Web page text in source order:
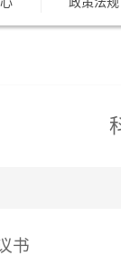
书